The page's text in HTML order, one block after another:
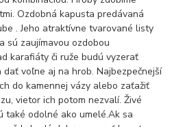
Ozdobná kapusta predávaná
. Jeho atraktívne tvarované listy
sú zaujímavou ozdobou
karafiáty či ruže budú vyzerať
dať voľne aj na hrob. Najbezpečnejší
do kamennej vázy alebo zaťažiť
vietor ich potom nezvalí. Živé
také odolné ako umelé.Ak sa